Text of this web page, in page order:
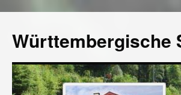
Württembergische